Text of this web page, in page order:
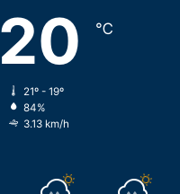
20 ℃
21º - 19º
84%
3.13 km/h